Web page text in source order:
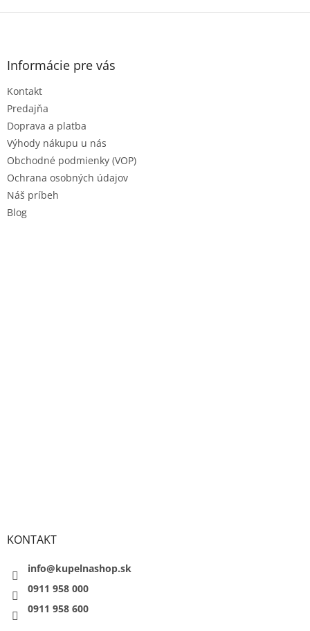
ý
Z
Informácie pre vás
Kontakt
Predajňa
Doprava a platba
Výhody nákupu u nás
Obchodné podmienky (VOP)
Ochrana osobných údajov
Náš príbeh
Blog
KONTAKT
info@kupelnashop.sk
0911 958 000
0911 958 600